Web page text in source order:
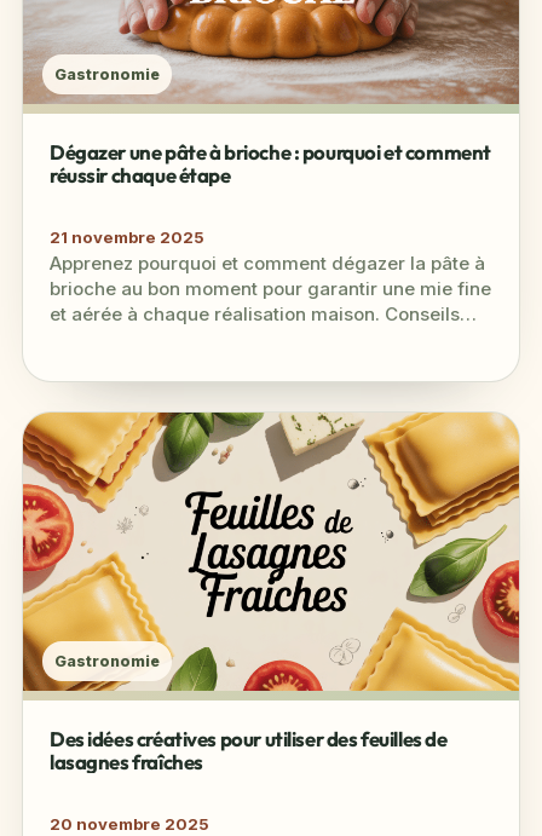
Gastronomie
Dégazer une pâte à brioche : pourquoi et comment
réussir chaque étape
21 novembre 2025
Apprenez pourquoi et comment dégazer la pâte à
brioche au bon moment pour garantir une mie fine
et aérée à chaque réalisation maison. Conseils
Gastronomie
Des idées créatives pour utiliser des feuilles de
lasagnes fraîches
20 novembre 2025